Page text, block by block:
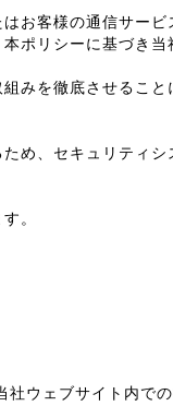
お客様の通信サー
ポリシーに基づき当
みを徹底させるこ
め、セキュリティ
。
ウェブサイト内で